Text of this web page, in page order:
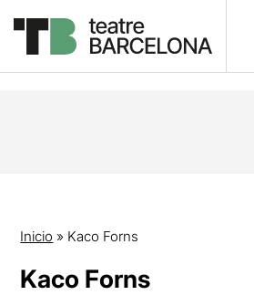
Inicio » Kaco Forns
Kaco Forns